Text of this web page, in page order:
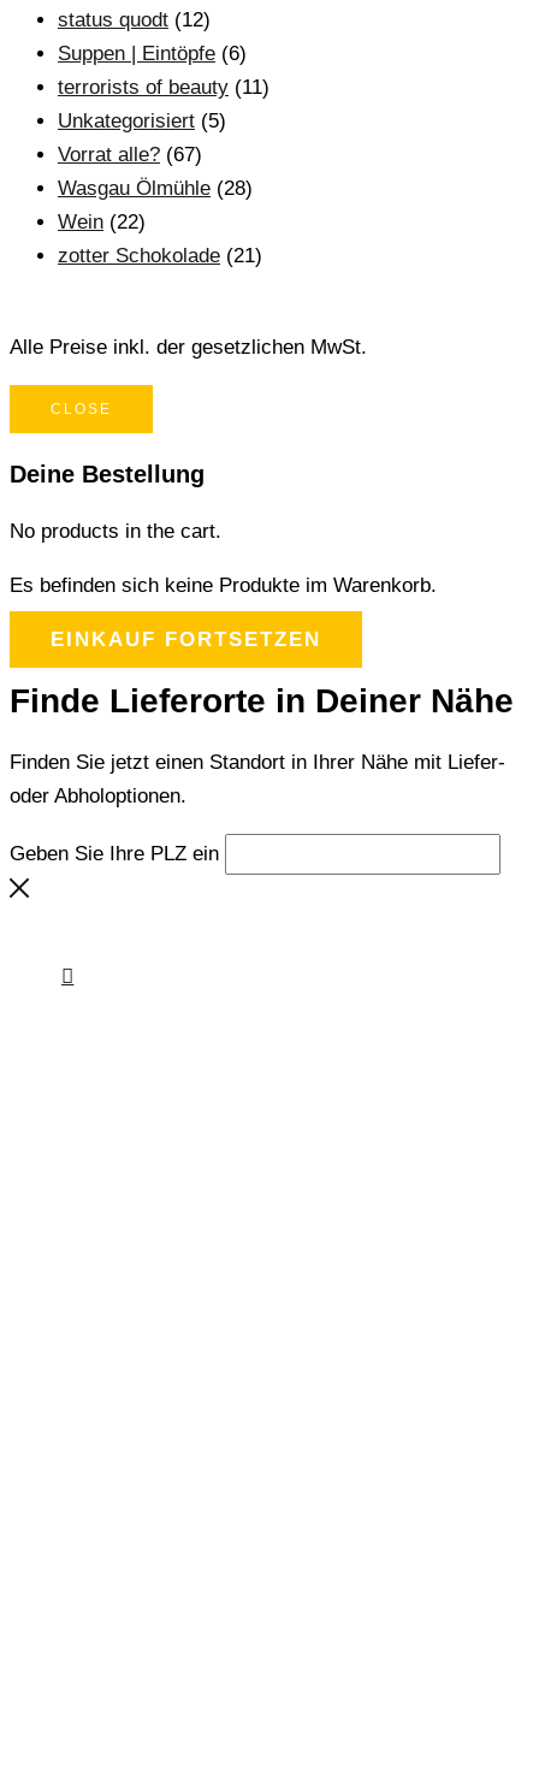
status quodt (12)
Suppen | Eintöpfe (6)
terrorists of beauty (11)
Unkategorisiert (5)
Vorrat alle? (67)
Wasgau Ölmühle (28)
Wein (22)
zotter Schokolade (21)
Alle Preise inkl. der gesetzlichen MwSt.
CLOSE
Deine Bestellung
No products in the cart.
Es befinden sich keine Produkte im Warenkorb.
EINKAUF FORTSETZEN
Finde Lieferorte in Deiner Nähe
Finden Sie jetzt einen Standort in Ihrer Nähe mit Liefer-
oder Abholoptionen.
Geben Sie Ihre PLZ ein